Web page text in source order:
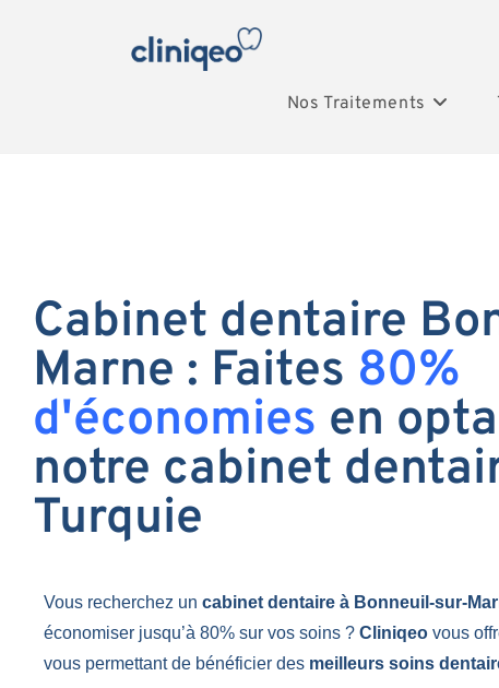
Nos Traitements
Cabinet dentaire
Marne : Faites 80%
d'économies en
notre cabinet
Turquie
Vous recherchez un cabinet dentaire à Bonneuil-sur-
économiser jusqu’à 80% sur vos soins ? Cliniqeo vous
vous permettant de bénéficier des meilleurs soins